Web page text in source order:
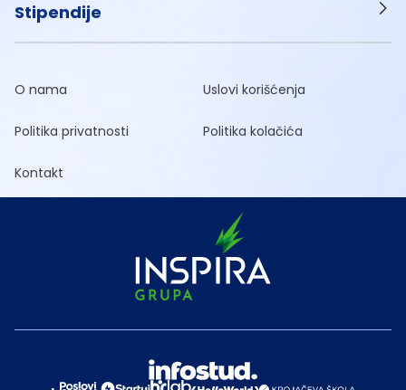
Stipendije
O nama Uslovi korišćenja
Politika privatnosti Politika kolačića
Kontakt